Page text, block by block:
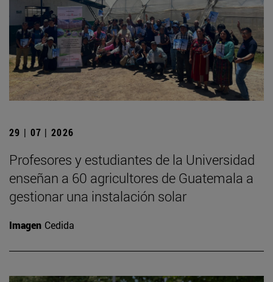
29 | 07 | 2026
Profesores y estudiantes de la Universidad
enseñan a 60 agricultores de Guatemala a
gestionar una instalación solar
Imagen Cedida